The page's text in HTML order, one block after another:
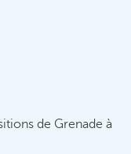
de Grenade à